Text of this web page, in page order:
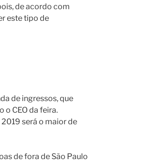
de acordo com
este tipo de
de ingressos, que
o CEO da feira.
será o maior de
de fora de São Paulo